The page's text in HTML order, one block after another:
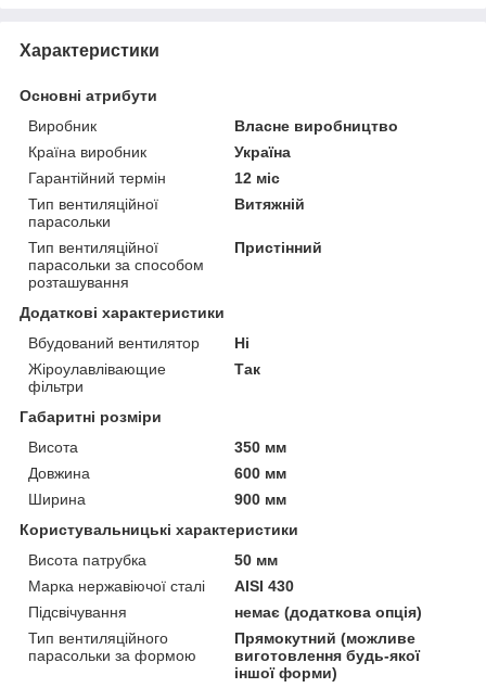
Характеристики
Основні атрибути
Виробник
Власне виробництво
Країна виробник
Україна
Гарантійний термін
12 міс
Тип вентиляційної
парасольки
Витяжній
Тип вентиляційної
парасольки за способом
розташування
Пристінний
Додаткові характеристики
Вбудований вентилятор
Ні
Жіроулавлівающие
фільтри
Так
Габаритні розміри
Висота
350 мм
Довжина
600 мм
Ширина
900 мм
Користувальницькі характеристики
Висота патрубка
50 мм
Марка нержавіючої сталі
AISI 430
Підсвічування
немає (додаткова опція)
Тип вентиляційного
парасольки за формою
Прямокутний (можливе
виготовлення будь-якої
іншої форми)